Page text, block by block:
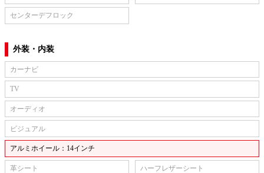
センターデフロック
外装・内装
カーナビ
TV
オーディオ
ビジュアル
アルミホイール：14インチ
革シート ハーフレザーシート